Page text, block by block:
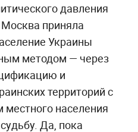
давления
приняла
Украины
методом — через
и
территорий с
населения
Да, пока